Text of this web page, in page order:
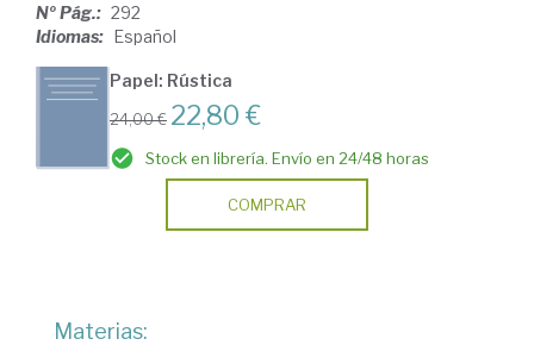
Nº Pág.: 292
Idiomas: Español
Papel: Rústica
24,00 € 22,80 €
Stock en librería. Envío en 24/48 horas
COMPRAR
Materias: